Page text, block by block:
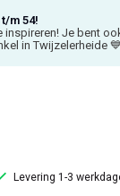
m 54!
inspireren! Je bent
in Twijzelerheide 💙
Levering 1-3